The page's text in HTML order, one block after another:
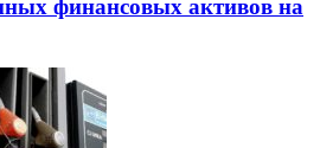
финансовых активов на